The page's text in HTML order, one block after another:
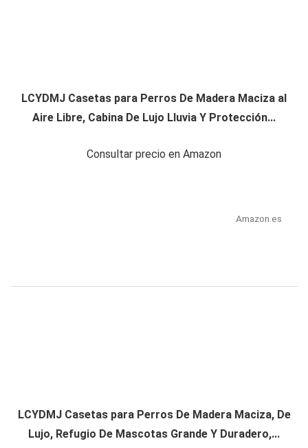
LCYDMJ Casetas para Perros De Madera Maciza al
Aire Libre, Cabina De Lujo Lluvia Y Protección...
Consultar precio en Amazon
Amazon.es
LCYDMJ Casetas para Perros De Madera Maciza, De
Lujo, Refugio De Mascotas Grande Y Duradero,...